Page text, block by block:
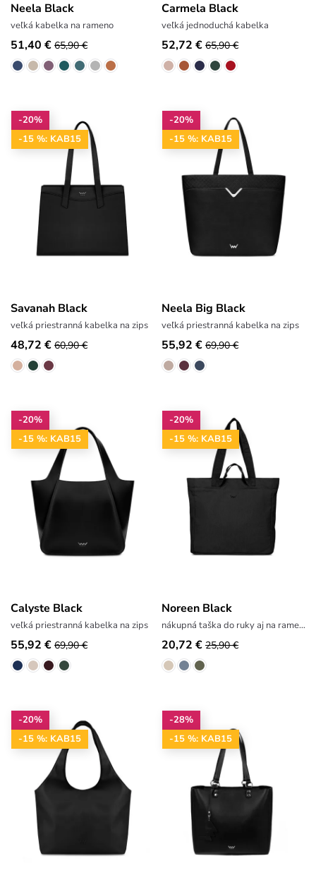
Neela Black
veľká kabelka na rameno
51,40 € 65,90 €
Carmela Black
veľká jednoduchá kabelka
52,72 € 65,90 €
-20%
-15 %: KAB15
Savanah Black
veľká priestranná kabelka na zips
48,72 € 60,90 €
-20%
-15 %: KAB15
Neela Big Black
veľká priestranná kabelka na zips
55,92 € 69,90 €
-20%
-15 %: KAB15
Calyste Black
veľká priestranná kabelka na zips
55,92 € 69,90 €
-20%
-15 %: KAB15
Noreen Black
nákupná taška do ruky aj na rameno
20,72 € 25,90 €
-20%
-15 %: KAB15
-28%
-15 %: KAB15